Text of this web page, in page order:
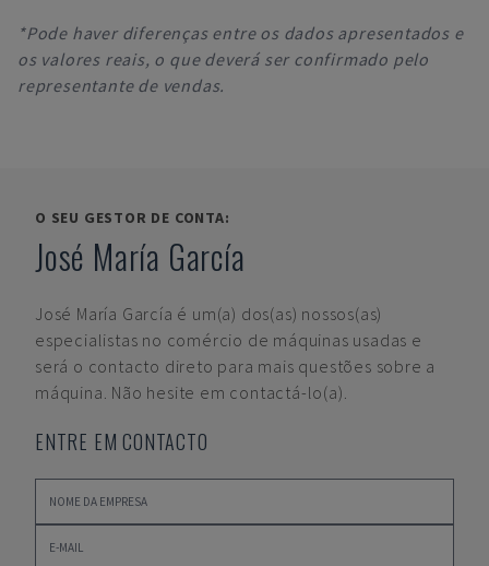
*Pode haver diferenças entre os dados apresentados e
os valores reais, o que deverá ser confirmado pelo
representante de vendas.
O SEU GESTOR DE CONTA:
José María García
José María García é um(a) dos(as) nossos(as)
especialistas no comércio de máquinas usadas e
será o contacto direto para mais questões sobre a
máquina. Não hesite em contactá-lo(a).
ENTRE EM CONTACTO